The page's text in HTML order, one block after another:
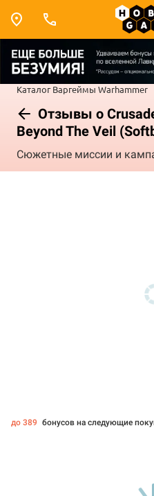
Каталог Варгеймы Warhammer
Отзывы о
Beyond The Veil
Сюжетные миссии и
до 389 бонусов на следующие